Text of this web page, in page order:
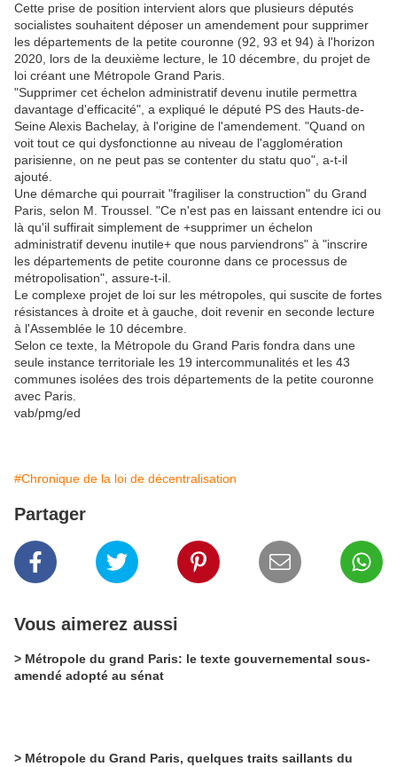
Cette prise de position intervient alors que plusieurs députés
socialistes souhaitent déposer un amendement pour supprimer
les départements de la petite couronne (92, 93 et 94) à l'horizon
2020, lors de la deuxième lecture, le 10 décembre, du projet de
loi créant une Métropole Grand Paris.
"Supprimer cet échelon administratif devenu inutile permettra
davantage d'efficacité", a expliqué le député PS des Hauts-de-
Seine Alexis Bachelay, à l'origine de l'amendement. "Quand on
voit tout ce qui dysfonctionne au niveau de l'agglomération
parisienne, on ne peut pas se contenter du statu quo", a-t-il
ajouté.
Une démarche qui pourrait "fragiliser la construction" du Grand
Paris, selon M. Troussel. "Ce n'est pas en laissant entendre ici ou
là qu'il suffirait simplement de +supprimer un échelon
administratif devenu inutile+ que nous parviendrons" à "inscrire
les départements de petite couronne dans ce processus de
métropolisation", assure-t-il.
Le complexe projet de loi sur les métropoles, qui suscite de fortes
résistances à droite et à gauche, doit revenir en seconde lecture
à l'Assemblée le 10 décembre.
Selon ce texte, la Métropole du Grand Paris fondra dans une
seule instance territoriale les 19 intercommunalités et les 43
communes isolées des trois départements de la petite couronne
avec Paris.
vab/pmg/ed
#Chronique de la loi de décentralisation
Partager
Vous aimerez aussi
> Métropole du grand Paris: le texte gouvernemental sous-
amendé adopté au sénat
> Métropole du Grand Paris, quelques traits saillants du